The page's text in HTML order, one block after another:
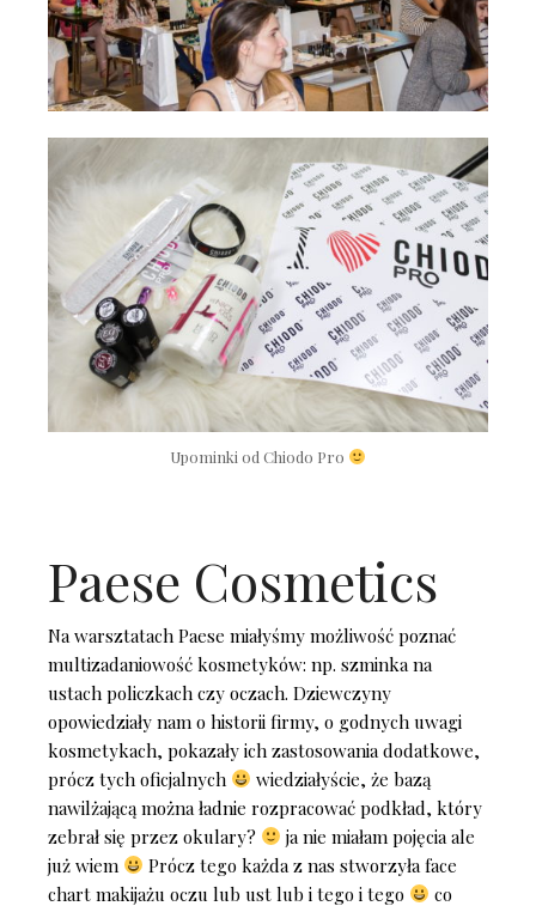
Upominki od Chiodo Pro
Paese Cosmetics
Na warsztatach Paese miałyśmy możliwość poznać
multizadaniowość kosmetyków: np. szminka na
ustach policzkach czy oczach. Dziewczyny
opowiedziały nam o historii firmy, o godnych uwagi
kosmetykach, pokazały ich zastosowania dodatkowe,
prócz tych oficjalnych
wiedziałyście, że bazą
nawilżającą można ładnie rozpracować podkład, który
zebrał się przez okulary?
ja nie miałam pojęcia ale
już wiem
Prócz tego każda z nas stworzyła face
chart makijażu oczu lub ust lub i tego i tego
co